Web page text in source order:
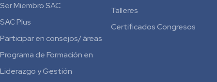
Ser Miembro SAC
SAC Plus
Participar en consejos/ áreas
Programa de Formación en
Liderazgo y Gestión
Talleres
Certificados Congresos